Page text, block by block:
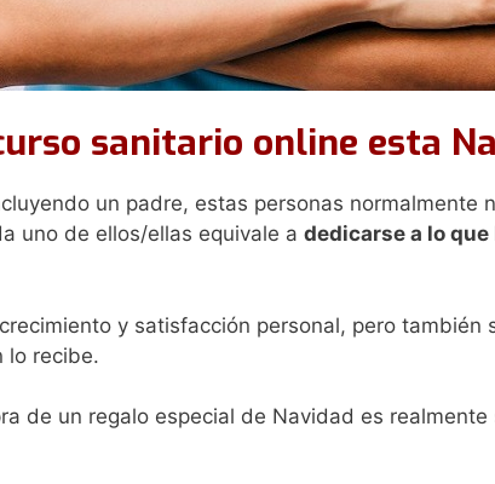
sanitario online esta
un padre, estas personas normalmente
uno de ellos/ellas equivale a dedicarse a lo
y satisfacción personal, pero
lo recibe.
de un regalo especial de Navidad es